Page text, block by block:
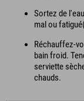
Sortez de
mal ou
Réchauffez-
bain froid.
serviette
chauds.